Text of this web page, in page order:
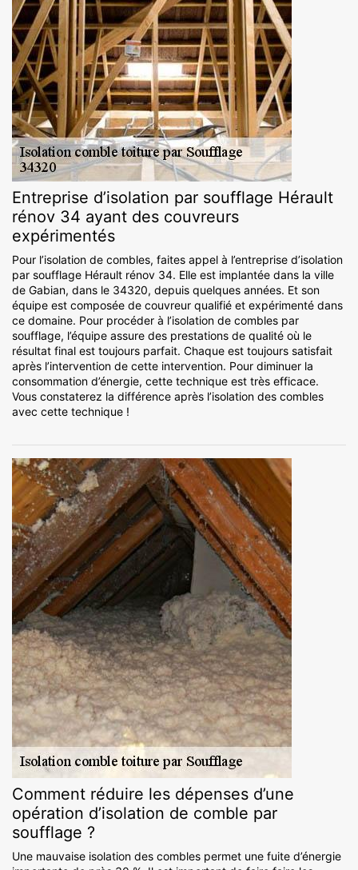
Entreprise d’isolation par soufflage Hérault
rénov 34 ayant des couvreurs
expérimentés
Pour l’isolation de combles, faites appel à l’entreprise d’isolation
par soufflage Hérault rénov 34. Elle est implantée dans la ville
de Gabian, dans le 34320, depuis quelques années. Et son
équipe est composée de couvreur qualifié et expérimenté dans
ce domaine. Pour procéder à l’isolation de combles par
soufflage, l’équipe assure des prestations de qualité où le
résultat final est toujours parfait. Chaque est toujours satisfait
après l’intervention de cette intervention. Pour diminuer la
consommation d’énergie, cette technique est très efficace.
Vous constaterez la différence après l’isolation des combles
avec cette technique !
Comment réduire les dépenses d’une
opération d’isolation de comble par
soufflage ?
Une mauvaise isolation des combles permet une fuite d’énergie